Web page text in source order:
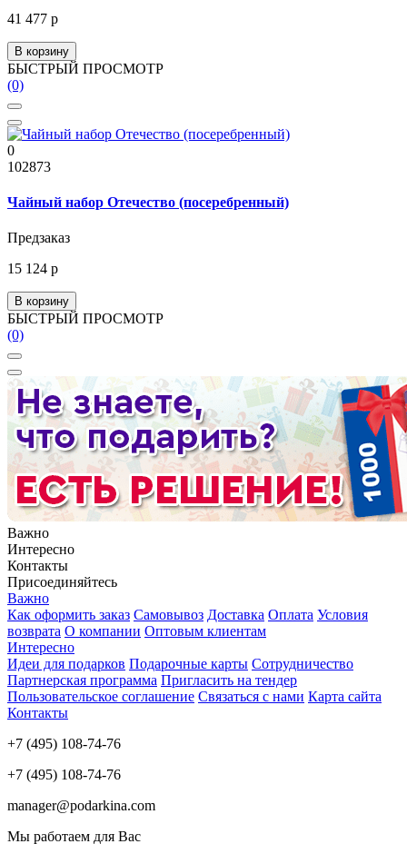
41 477 р
В корзину
БЫСТРЫЙ ПРОСМОТР
(0)
0
102873
Чайный набор Отечество (посеребренный)
Предзаказ
15 124 р
В корзину
БЫСТРЫЙ ПРОСМОТР
(0)
Важно
Интересно
Контакты
Присоединяйтесь
Важно
Как оформить заказ Самовывоз Доставка Оплата Условия
возврата О компании Оптовым клиентам
Интересно
Идеи для подарков Подарочные карты Сотрудничество
Партнерская программа Пригласить на тендер
Пользовательское соглашение Связаться с нами Карта сайта
Контакты
+7 (495) 108-74-76
+7 (495) 108-74-76
manager@podarkina.com
Мы работаем для Вас